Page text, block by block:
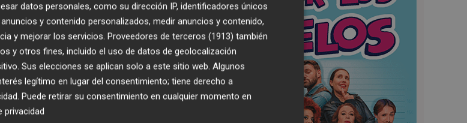
datos personales, como su dirección IP, identificadores únicos
y contenido personalizados, medir anuncios y contenido,
y mejorar los servicios. Proveedores de terceros (1913) también
y otros fines, incluido el uso de datos de geolocalización
Sus elecciones se aplican solo a este sitio web. Algunos
legítimo en lugar del consentimiento; tiene derecho a
. Puede retirar su consentimiento en cualquier momento en
privacidad